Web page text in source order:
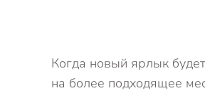
Когда новый ярлык
на более подходящее